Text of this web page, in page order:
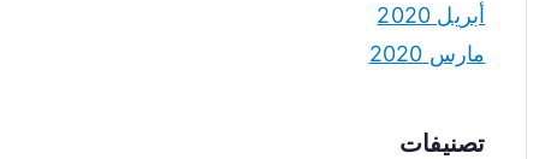
أبريل 2020
مارس 2020
تصنيفات